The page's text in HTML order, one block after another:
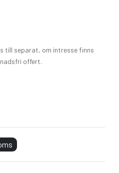
till separat, om intresse finns
offert.
och nätverk som ProJob